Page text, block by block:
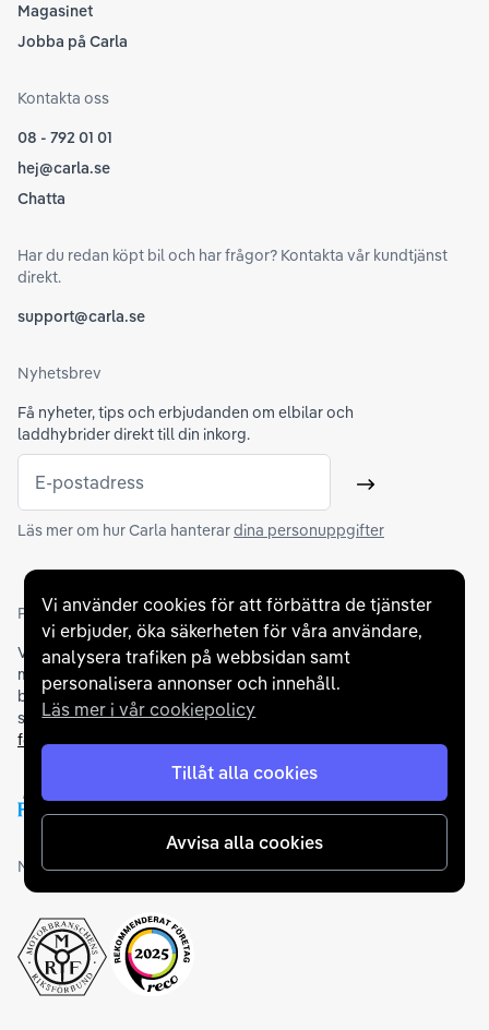
Vi använder cookies för att förbättra de tjänster
vi erbjuder, öka säkerheten för våra användare,
analysera trafiken på webbsidan samt
personalisera annonser och innehåll.
Läs mer i vår cookiepolicy
Tillåt alla cookies
Avvisa alla cookies
Magasinet
Jobba på Carla
Kontakta oss
08 - 792 01 01
hej@carla.se
Chatta
Har du redan köpt bil och har frågor? Kontakta vår kundtjänst
direkt.
support@carla.se
Nyhetsbrev
Få nyheter, tips och erbjudanden om elbilar och
laddhybrider direkt till din inkorg.
E-postadress Skicka
Läs mer om hur Carla hanterardina personuppgifter
Partners och betallösningar
Vi samarbetar medflertalet banker för att erbjuda dig bästa
möjliga finansieringslösning och stödjer en rad olika
betalningsmetoder. För att du ska känna dig trygg vid ditt köp
samarbetar vi med Folksam och AutoConcept gällande
försäkringar och garantier.
Medlemskap och utmärkelser